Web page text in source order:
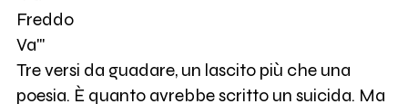
Freddo
Va'"
Tre versi da guadare, un lascito più che una
poesia. È quanto avrebbe scritto un suicida. Ma